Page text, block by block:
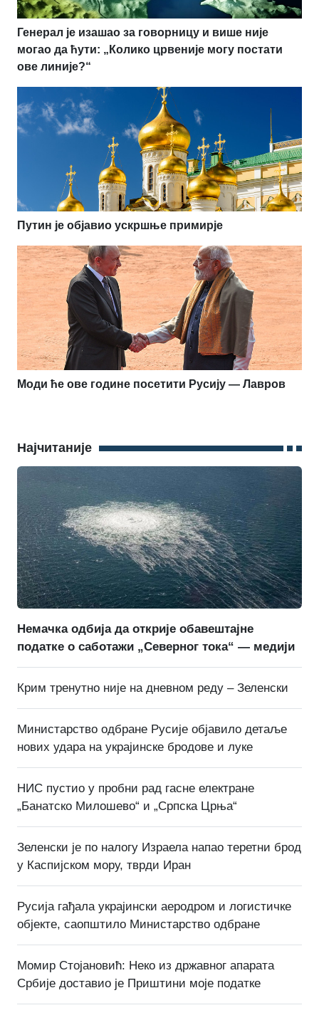
Генерал је изашао за говорницу и више није
могао да ћути: „Колико црвеније могу постати
ове линије?“
Путин је објавио ускршње примирје
Моди ће ове године посетити Русију — Лавров
Најчитаније
Немачка одбија да открије обавештајне
податке о саботажи „Северног тока“ — медији
Крим тренутно није на дневном реду – Зеленски
Министарство одбране Русије објавило детаље
нових удара на украјинске бродове и луке
НИС пустио у пробни рад гасне електране
„Банатско Милошево“ и „Српска Црња“
Зеленски је по налогу Израела напао теретни брод
у Каспијском мору, тврди Иран
Русија гађала украјински аеродром и логистичке
објекте, саопштило Министарство одбране
Момир Стојановић: Неко из државног апарата
Србије доставио је Приштини моје податке